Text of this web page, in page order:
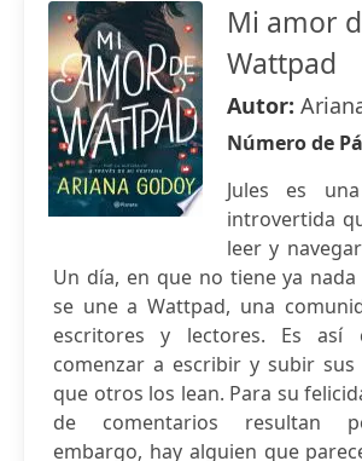
Mi amor
Wattpad
Autor:
Número de
Jules es
introvertida
leer y
Un día, en que no tiene ya nada
se une a Wattpad, una
escritores y lectores. Es así
comenzar a escribir y subir sus
que otros los lean. Para su
de comentarios resultan
embargo, hay alguien que